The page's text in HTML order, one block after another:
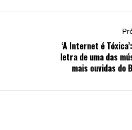
‘A Internet é
letra de uma das
mais ouvidas do